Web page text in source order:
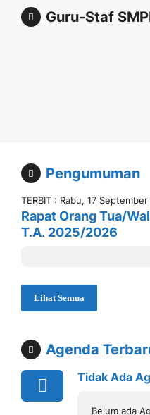
Guru-Staf
S.Pd.,
M.Pd., M.Si
Pengumuman
TERBIT : Rabu, 17
Rapat Orang Tua/
T.A. 2025/2026
Lihat Semua
Agenda
Tidak Ada
Belum ada